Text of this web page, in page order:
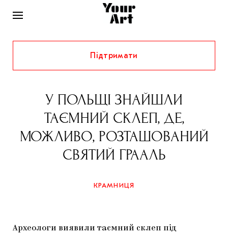
НОВИНИ
ІНТЕРВ’Ю
ХУДОЖНИКИ
КУРАТОРИ
АРХІТЕКТУРА
РІДНИЙ КРАЙ
ФЕСТИВАЛІ
САМООРГАНІЗАЦІЇ
СТАТТІ
ВИСТАВКИ
КОЛОНКИ
СПЕЦПРОЄКТИ
Підтримати
У ПОЛЬЩІ ЗНАЙШЛИ
ТАЄМНИЙ СКЛЕП, ДЕ,
МОЖЛИВО, РОЗТАШОВАНИЙ
СВЯТИЙ ГРААЛЬ
КРАМНИЦЯ
Археологи виявили таємний склеп під